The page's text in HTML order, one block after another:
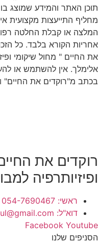
תוכן האתר והמידע שמוצג בו
מחליף התייעצות מקצועית
המלצה או קבלת החלטה
אחריות הקורא בלבד. כל
את החיים " מחול שיקומי
אלימלך. אין להשתמש או
בכתב מ"רוקדים את החיים"
רוקדים את
ופיזיותרפיה
ראשי: 054-7690467
דוא"ל: dance4life.rityul@gmail.com
Facebook Youtube
הסניפים שלנו